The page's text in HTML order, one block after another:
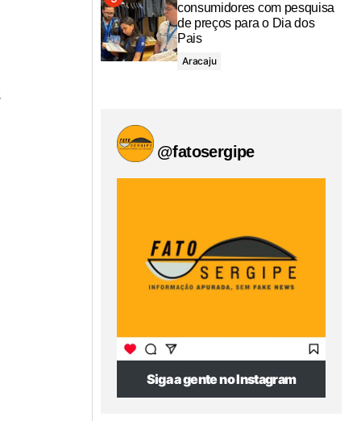
consumidores com pesquisa
de preços para o Dia dos
Pais
Aracaju
@fatosergipe
Siga a gente no Instagram